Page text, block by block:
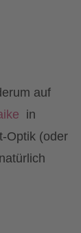
auf
in
Optik (oder